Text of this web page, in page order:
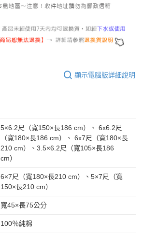
顯示電腦版詳細說明
5×6.2尺（寬150×長186 cm）、 6x6.2尺
（寬180×長186 cm）、 6x7尺（寬180×長
210 cm）、3.5×6.2尺（寬105×長186
cm）
6×7尺（寬180×長210 cm）、5×7尺（寬
150×長210 cm）
寬45×長75公分
100％純棉